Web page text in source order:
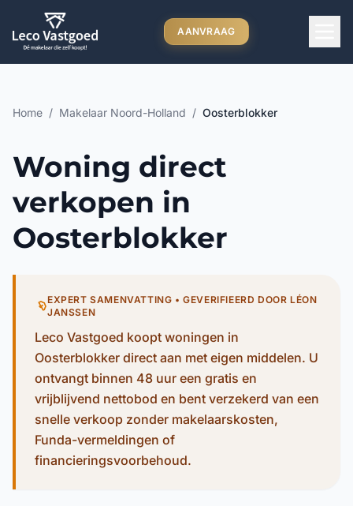
Ga direct naar inhoud
AANVRAAG
Home / Makelaar Noord-Holland / Oosterblokker
Woning direct
verkopen in
Oosterblokker
EXPERT SAMENVATTING • GEVERIFIEERD DOOR LÉON
JANSSEN
Leco Vastgoed koopt woningen in
Oosterblokker direct aan met eigen middelen. U
ontvangt binnen 48 uur een gratis en
vrijblijvend nettobod en bent verzekerd van een
snelle verkoop zonder makelaarskosten,
Funda-vermeldingen of
financieringsvoorbehoud.